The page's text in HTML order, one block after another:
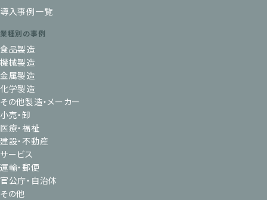
導入事例一覧
業種別の事例
食品製造
機械製造
金属製造
化学製造
その他製造・メーカー
小売・卸
医療・福祉
建設・不動産
サービス
運輸・郵便
官公庁・自治体
その他